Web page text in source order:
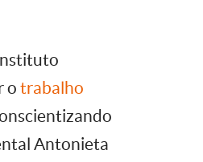
o trabalho
Antonieta